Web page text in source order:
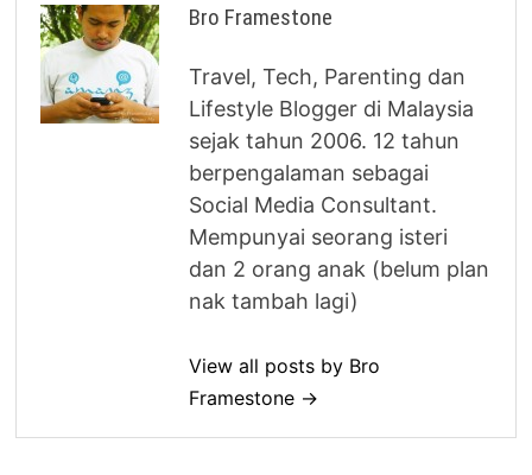
Bro Framestone
Travel, Tech, Parenting dan
Lifestyle Blogger di Malaysia
sejak tahun 2006. 12 tahun
berpengalaman sebagai
Social Media Consultant.
Mempunyai seorang isteri
dan 2 orang anak (belum plan
nak tambah lagi)
View all posts by Bro
Framestone →